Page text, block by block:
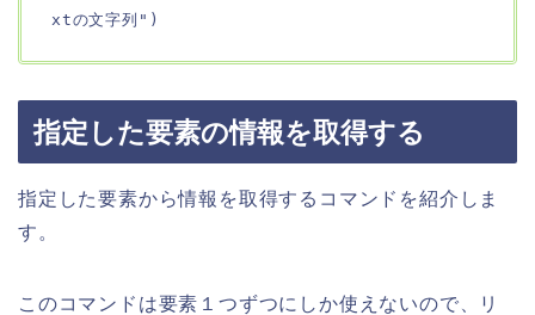
xtの文字列")
指定した要素の情報を取得する
指定した要素から情報を取得するコマンドを紹介しま
す。
このコマンドは要素１つずつにしか使えないので、リ